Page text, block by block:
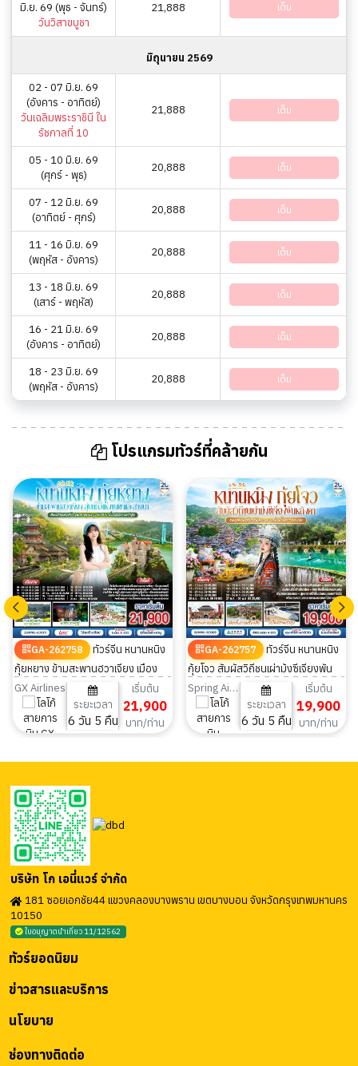
มิ.ย. 69 (พุธ - จันทร์)
วันวิสาขบูชา
21,888 เต็ม
มิถุนายน 2569
02 - 07 มิ.ย. 69
(อังคาร - อาทิตย์)
วันเฉลิมพระราชินี ใน
รัชกาลที่ 10
21,888 เต็ม
05 - 10 มิ.ย. 69
(ศุกร์ - พุธ)
20,888 เต็ม
07 - 12 มิ.ย. 69
(อาทิตย์ - ศุกร์)
20,888 เต็ม
11 - 16 มิ.ย. 69
(พฤหัส - อังคาร)
20,888 เต็ม
13 - 18 มิ.ย. 69
(เสาร์ - พฤหัส)
20,888 เต็ม
16 - 21 มิ.ย. 69
(อังคาร - อาทิตย์)
20,888 เต็ม
18 - 23 มิ.ย. 69
(พฤหัส - อังคาร)
20,888 เต็ม
โปรแกรมทัวร์ที่คล้ายกัน
GA-262758
ทัวร์จีน หนานหนิง
กุ้ยหยาง ข้ามสะพานฮวาเจียง เมือง
โบราณกลางหุบเขาวูเจียงจ้าย 6วัน
5คืน
GX Airlines
ระยะเวลา
6 วัน 5 คืน
เริ่มต้น
21,900
บาท/ท่าน
GA-262757
ทัวร์จีน หนานหนิง
กุ้ยโจว สัมผัสวิถีชนเผ่าม้งซีเจียงพัน
หลังคา อุทยานเสี่ยวชีข่งส 6วัน 5คืน
Spring Airlines
ระยะเวลา
6 วัน 5 คืน
เริ่มต้น
19,900
บาท/ท่าน
บริษัท โก เอนี่แวร์ จำกัด
181 ซอยเอกชัย44 แขวงคลองบางพราน เขตบางบอน จังหวัดกรุงเทพมหานคร
10150
ใบอนุญาตนำเที่ยว 11/12562
ช่องทางติดต่อ
นโยบาย
ข่าวสารและบริการ
ทัวร์ยอดนิยม